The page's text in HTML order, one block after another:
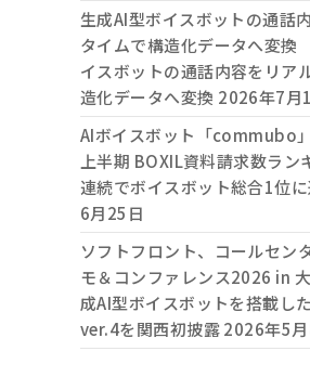
生成AI型ボイスボットの通話
タイムで構造化データへ変
イスボットの通話内容をリア
造化データへ変換 2026年7月
AIボイスボット「commubo
上半期 BOXIL資料請求数ラン
連続でボイスボット総合1位
6月25日
ソフトフロント、コールセン
モ＆コンファレンス2026 in
成AI型ボイスボットを搭載し
ver.4を関西初披露2026年5